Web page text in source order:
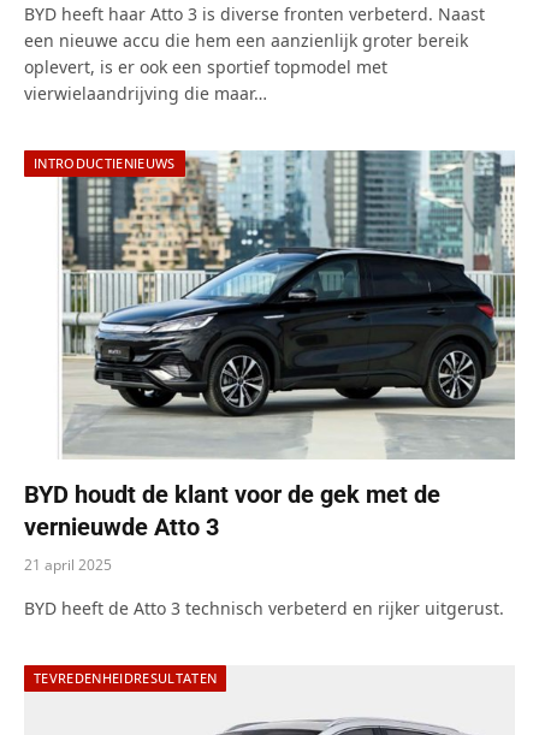
BYD heeft haar Atto 3 is diverse fronten verbeterd. Naast
een nieuwe accu die hem een aanzienlijk groter bereik
oplevert, is er ook een sportief topmodel met
vierwielaandrijving die maar…
INTRODUCTIENIEUWS
BYD houdt de klant voor de gek met de
vernieuwde Atto 3
21 april 2025
BYD heeft de Atto 3 technisch verbeterd en rijker uitgerust.
TEVREDENHEIDRESULTATEN